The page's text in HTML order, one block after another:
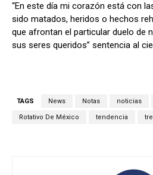
“En este día mi corazón está con
sido matados, heridos o hechos
que afrontan el particular duelo de
sus seres queridos” sentencia al
TAGS News Notas noticias
Rotativo De México tendencia